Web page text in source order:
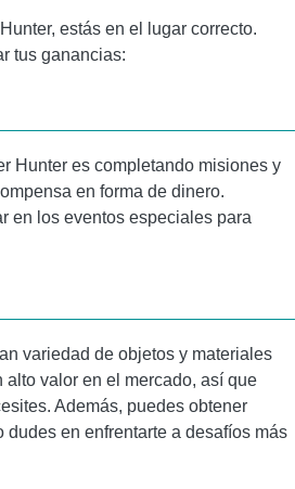
estás en el lugar correcto.
tus ganancias:
Hunter es completando misiones y
en forma de dinero.
en los eventos especiales para
variedad de objetos y materiales
valor en el mercado, así que
Además, puedes obtener
en enfrentarte a desafíos más